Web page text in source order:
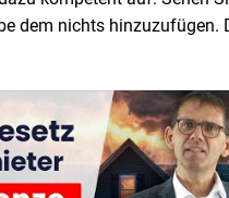
dem nichts hinzuzufügen.